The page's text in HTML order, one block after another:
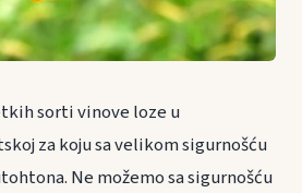
sorti vinove loze u
za koju sa velikom sigurnošću
Ne možemo sa sigurnošću